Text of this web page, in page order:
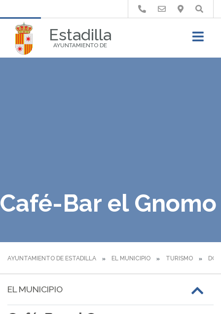
Estadilla
AYUNTAMIENTO DE
Buscar
Café-Bar el Gnomo
AYUNTAMIENTO DE ESTADILLA EL MUNICIPIO TURISMO
EL MUNICIPIO